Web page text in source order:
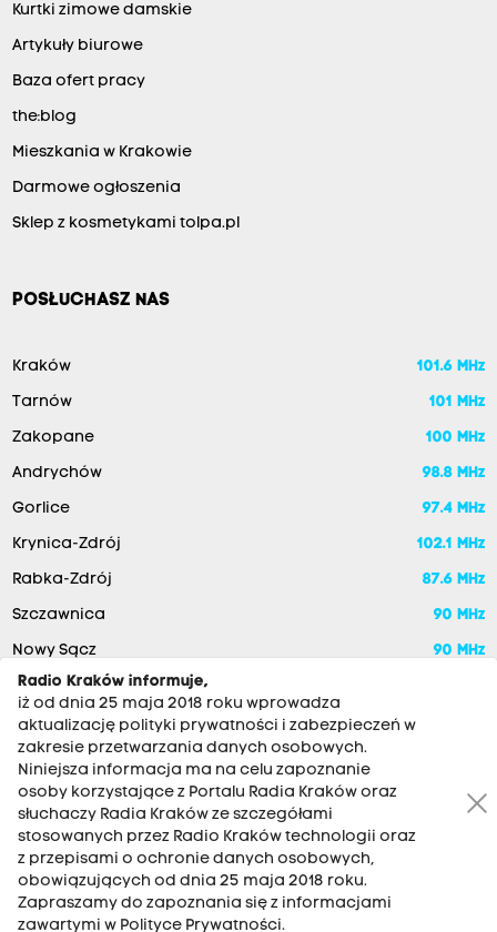
Kurtki zimowe damskie
Artykuły biurowe
Baza ofert pracy
the:blog
Mieszkania w Krakowie
Darmowe ogłoszenia
Sklep z kosmetykami tolpa.pl
POSŁUCHASZ NAS
Kraków 101.6 MHz
Tarnów 101 MHz
Zakopane 100 MHz
Andrychów 98.8 MHz
Gorlice 97.4 MHz
Krynica-Zdrój 102.1 MHz
Rabka-Zdrój 87.6 MHz
Szczawnica 90 MHz
Nowy Sącz 90 MHz
RADIO KRAKÓW SA. Aleja Juliusza Słowackiego 22, 30-007
Kraków
Antena: 12 200 33 33
Radio Kraków informuje,
iż od dnia 25 maja 2018 roku wprowadza
aktualizację polityki prywatności i zabezpieczeń w
zakresie przetwarzania danych osobowych.
Niniejsza informacja ma na celu zapoznanie
osoby korzystające z Portalu Radia Kraków oraz
słuchaczy Radia Kraków ze szczegółami
stosowanych przez Radio Kraków technologii oraz
z przepisami o ochronie danych osobowych,
obowiązujących od dnia 25 maja 2018 roku.
Zapraszamy do zapoznania się z informacjami
zawartymi w Polityce Prywatności.